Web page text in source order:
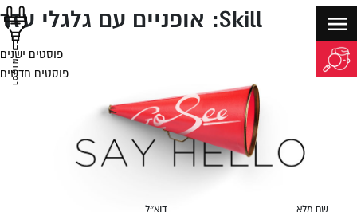
LOGIN
Skill: אופניים עם גלגלי עזר
ניווט
פוסטים ישנים
פוסטים חדשים
שם מלא דוא״ל